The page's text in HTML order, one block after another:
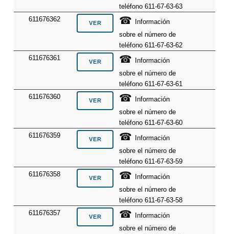
teléfono 611-67-63-63
611676362
☎ Información
sobre el número de
teléfono 611-67-63-62
611676361
☎ Información
sobre el número de
teléfono 611-67-63-61
611676360
☎ Información
sobre el número de
teléfono 611-67-63-60
611676359
☎ Información
sobre el número de
teléfono 611-67-63-59
611676358
☎ Información
sobre el número de
teléfono 611-67-63-58
611676357
☎ Información
sobre el número de